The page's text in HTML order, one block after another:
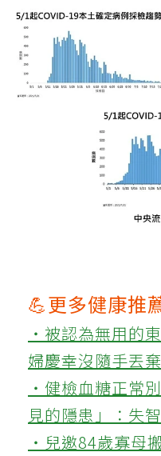
💪更多健康推
‧被認為無用的
婦慶幸沒隨手丟
‧健檢血糖正常
見的隱患」：失
‧兒邀84歲寡母